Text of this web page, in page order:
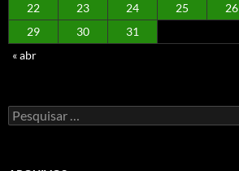
22
23 24 25 26
29
30
31
« abr
Pesquisar
por: